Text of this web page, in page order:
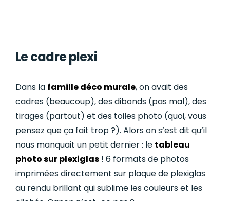
Le cadre plexi
Dans la famille déco murale, on avait des
cadres (beaucoup), des dibonds (pas mal), des
tirages (partout) et des toiles photo (quoi, vous
pensez que ça fait trop ?). Alors on s’est dit qu’il
nous manquait un petit dernier : le tableau
photo sur plexiglas ! 6 formats de photos
imprimées directement sur plaque de plexiglas
au rendu brillant qui sublime les couleurs et les